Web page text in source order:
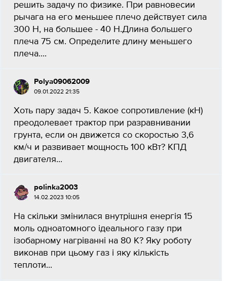
решить задачу по физике. При равновесии
рычага на его меньшее плечо действует сила
300 H, на большее - 40 Н.Длина большего
плеча 75 см. Определите длину меньшего
плеча....
Polya09062009
09.01.2022 21:35
Хоть пару задач 5. Какое сопротивление (кН)
преодолевает трактор при разравнивании
грунта, если он движется со скоростью 3,6
км/ч и развивает мощность 100 кВт? КПД
двигателя...
роlinka2003
14.02.2023 10:05
На скільки змінилася внутрішня енергія 15
моль одноатомного ідеального газу при
ізобарному нагріванні на 80 К? Яку роботу
виконав при цьому газ і яку кількість
теплоти...